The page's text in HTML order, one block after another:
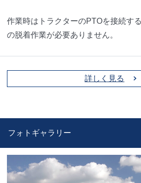
作業時はトラクターのPTOを接続す
の脱着作業が必要ありません。
詳しく見る
フォトギャラリー